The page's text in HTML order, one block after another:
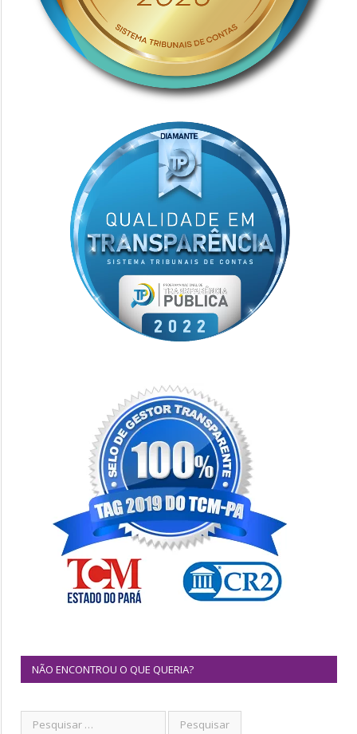
NÃO ENCONTROU O QUE QUERIA?